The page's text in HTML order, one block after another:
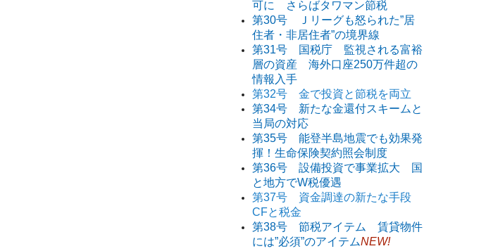
可に さらばタワマン節税
第30号 Ｊリーグも怒られた”居
住者・非居住者”の境界線
第31号 国税庁 監視される富裕
層の資産 海外口座250万件超の
情報入手
第32号 金で投資と節税を両立
第34号 新たな金還付スキームと
当局の対応
第35号 能登半島地震でも効果発
揮！生命保険契約照会制度
第36号 設備投資で事業拡大 国
と地方でW税優遇
第37号 資金調達の新たな手段
CFと税金
第38号 節税アイテム 賃貸物件
には”必須”のアイテムNEW!